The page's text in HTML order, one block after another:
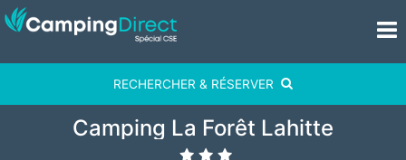
RECHERCHER & RÉSERVER
Camping La Forêt Lahitte